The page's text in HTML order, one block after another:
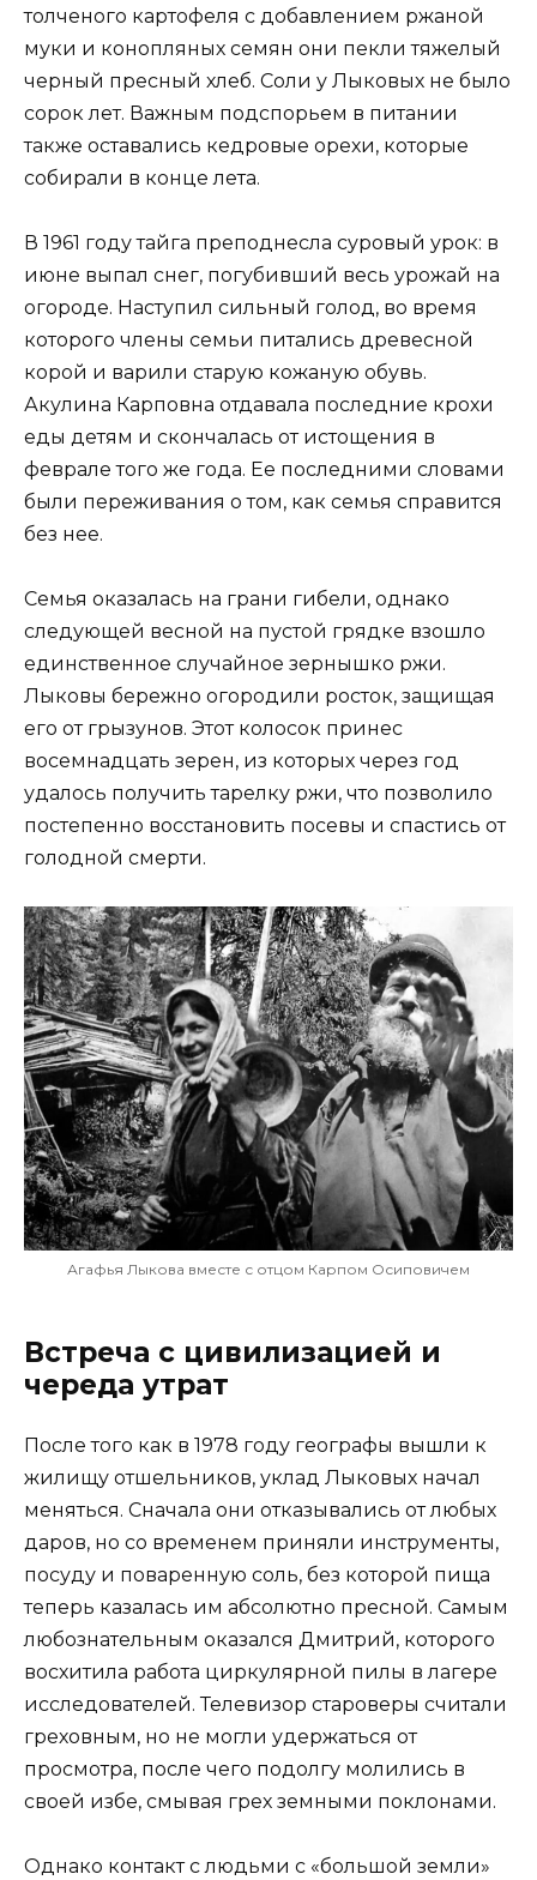
толченого картофеля с добавлением ржаной
муки и конопляных семян они пекли тяжелый
черный пресный хлеб. Соли у Лыковых не было
сорок лет. Важным подспорьем в питании
также оставались кедровые орехи, которые
собирали в конце лета.
В 1961 году тайга преподнесла суровый урок: в
июне выпал снег, погубивший весь урожай на
огороде. Наступил сильный голод, во время
которого члены семьи питались древесной
корой и варили старую кожаную обувь.
Акулина Карповна отдавала последние крохи
еды детям и скончалась от истощения в
феврале того же года. Ее последними словами
были переживания о том, как семья справится
без нее.
Семья оказалась на грани гибели, однако
следующей весной на пустой грядке взошло
единственное случайное зернышко ржи.
Лыковы бережно огородили росток, защищая
его от грызунов. Этот колосок принес
восемнадцать зерен, из которых через год
удалось получить тарелку ржи, что позволило
постепенно восстановить посевы и спастись от
голодной смерти.
Агафья Лыкова вместе с отцом Карпом Осиповичем
Встреча с цивилизацией и
череда утрат
После того как в 1978 году географы вышли к
жилищу отшельников, уклад Лыковых начал
меняться. Сначала они отказывались от любых
даров, но со временем приняли инструменты,
посуду и поваренную соль, без которой пища
теперь казалась им абсолютно пресной. Самым
любознательным оказался Дмитрий, которого
восхитила работа циркулярной пилы в лагере
исследователей. Телевизор староверы считали
греховным, но не могли удержаться от
просмотра, после чего подолгу молились в
своей избе, смывая грех земными поклонами.
Однако контакт с людьми с «большой земли»